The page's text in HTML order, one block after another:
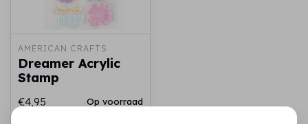
AMERICAN CRAFTS
Dreamer Acrylic
Stamp
€4,95 Op voorraad